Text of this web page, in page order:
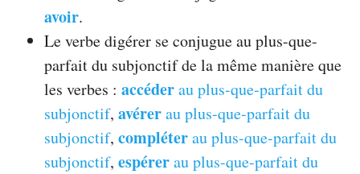
avoir.
Le verbe digérer se conjugue au plus-que-
parfait du subjonctif de la même manière que
les verbes : accéderau plus-que-parfait du
subjonctif, avérerau plus-que-parfait du
subjonctif, compléterau plus-que-parfait du
subjonctif, espérerau plus-que-parfait du